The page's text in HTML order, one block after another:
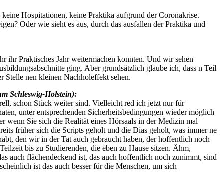
Hospitationen, keine Praktika aufgrund der Coronakrise.
Oder wie sieht es aus, durch das ausfallen der Praktika und
ihr Praktisches Jahr weitermachen konnten. Und wir sehen
ging. Aber grundsätzlich glaube ich, dass n Teil
Stelle nen kleinen Nachholeffekt sehen.
Schleswig-Holstein):
schon Stück weiter sind. Vielleicht red ich jetzt nur für
unter entsprechenden Sicherheitsbedingungen wieder möglich
wenn Sie sich die Realität eines Hörsaals in der Medizin mal
früher sich die Scripts geholt und die Dias geholt, was immer ne
den wir in der Tat auch gebraucht haben, der hoffentlich noch
bis zu Studierenden, die eben zu Hause sitzen. Ähm,
auch flächendeckend ist, das auch hoffentlich noch zunimmt, sind
ist das auch besser für die Menschen, um sich